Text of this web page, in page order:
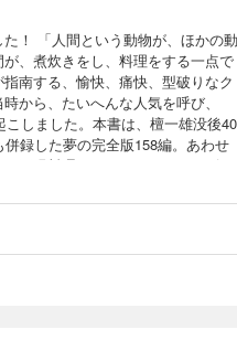
！ 「人間という動物が、ほかの動
、煮炊きをし、料理をする一点で
南する、愉快、痛快、型破りなク
から、たいへんな人気を呼び、
しました。本書は、檀一雄没後40
録した夢の完全版158編。あわせ
再現料理して、もれなくレシピを
、キッチンで、大活躍必至！ 読ん
ぞ、愛蔵版「檀流キッチン・バイ
読むことに適しています。文字だ